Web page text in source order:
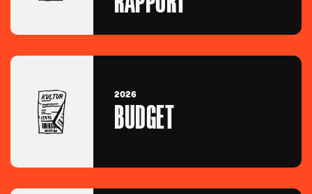
2026
BUDGET